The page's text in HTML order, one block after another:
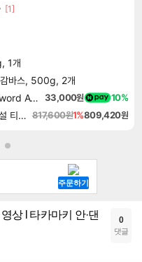
[1]
1개
감바스, 500g, 2개
드래곤소드 어웨이크닝 DragonSword Awakening 33,000원 10%
닌텐도 스위치 2 본체 + 젤다의 전설 티어스 오브 더 킹덤 닌텐도 스위치 2 에디션 + 젤다의 전설 브레스 오브 더 와일드 닌텐도 스위치 2 에디션 번들 817,600원1%809,420원
상 l 타카마키 안·댄
0
댓글